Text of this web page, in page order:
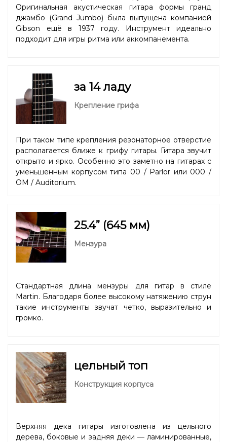
Оригинальная акустическая гитара формы гранд
джамбо (Grand Jumbo) была выпущена компанией
Gibson ещё в 1937 году. Инструмент идеально
подходит для игры ритма или аккомпанемента.
за 14 ладу
Крепление грифа
При таком типе крепления резонаторное отверстие
располагается ближе к грифу гитары. Гитара звучит
открыто и ярко. Особенно это заметно на гитарах с
уменьшенным корпусом типа 00 / Parlor или 000 /
OM / Auditorium.
25.4” (645 мм)
Мензура
Стандартная длина мензуры для гитар в стиле
Martin. Благодаря более высокому натяжению струн
такие инструменты звучат четко, выразительно и
громко.
цельный топ
Конструкция корпуса
Верхняя дека гитары изготовлена из цельного
дерева, боковые и задняя деки — ламинированные,